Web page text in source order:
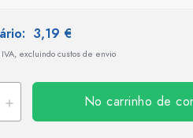
3,19 €
excluindo custos de envio
No carrinho de